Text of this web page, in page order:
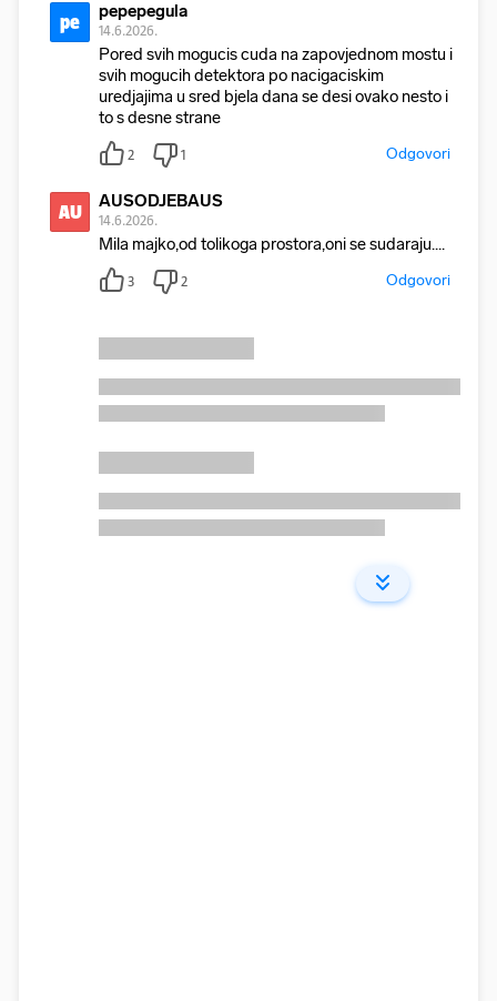
pe pepepegula
14.6.2026.
Pored svih mogucis cuda na zapovjednom mostu i
svih mogucih detektora po nacigaciskim
uredjajima u sred bjela dana se desi ovako nesto i
to s desne strane
2 1 Odgovori
AU AUSODJEBAUS
14.6.2026.
Mila majko,od tolikoga prostora,oni se sudaraju....
3 2 Odgovori